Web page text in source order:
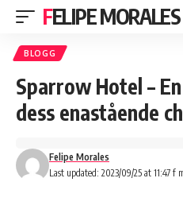
FELIPE
BLOGG
Sparrow Hotel –
dess enastående
Last updated: 2023/09/25 at 11:47 f
Felipe Morales